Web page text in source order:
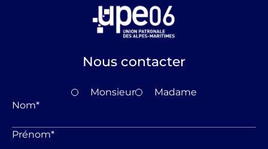
Nous contacter
Monsieur
Madame
Nom*
Prénom*